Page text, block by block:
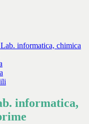
informatica, chimica
informatica,